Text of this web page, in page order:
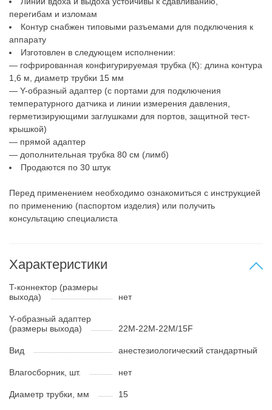
перегибам и изломам
Контур снабжен типовыми разъемами для подключения к
аппарату
Изготовлен в следующем исполнении:
— гофрированная конфигурируемая трубка (К): длина контура
1,6 м, диаметр трубки 15 мм
— Y-образный адаптер (с портами для подключения
температурного датчика и линии измерения давления,
герметизирующими заглушками для портов, защитной тест-
крышкой)
— прямой адаптер
— дополнительная трубка 80 см (лимб)
Продаются по 30 штук
Перед применением необходимо ознакомиться с инструкцией
по применению (паспортом изделия) или получить
консультацию специалиста
Характеристики
T-коннектор (размеры
выхода)
нет
Y-образный адаптер
(размеры выхода)
22M-22M-22M/15F
Вид анестезиологический стандартный
Влагосборник, шт. нет
Диаметр трубки, мм 15